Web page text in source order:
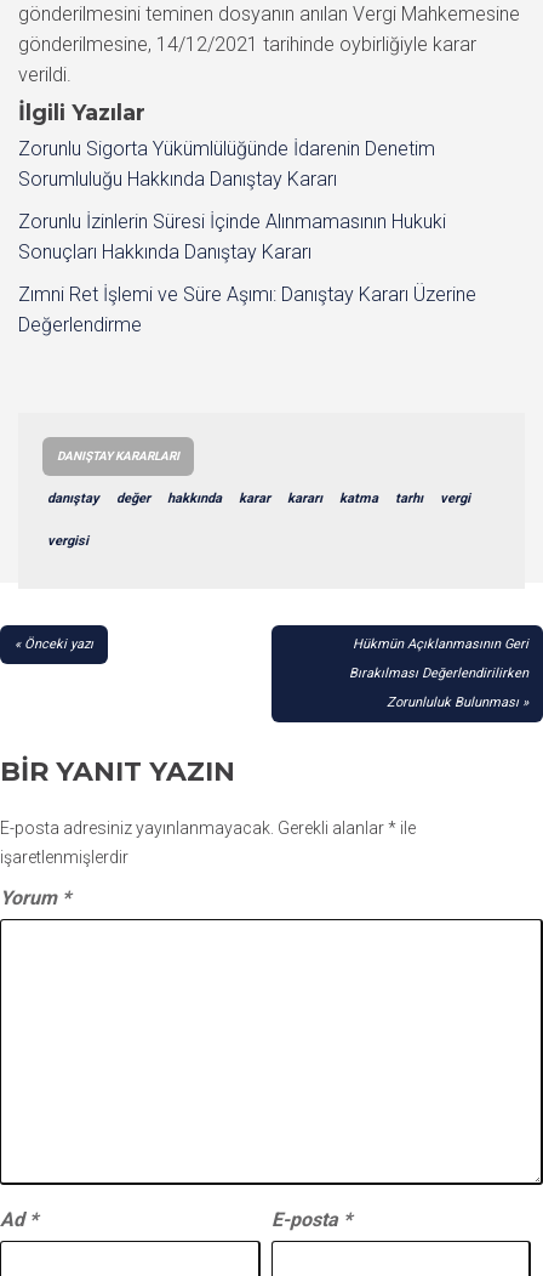
gönderilmesini teminen dosyanın anılan Vergi Mahkemesine
gönderilmesine, 14/12/2021 tarihinde oybirliğiyle karar
verildi.
İlgili Yazılar
Zorunlu Sigorta Yükümlülüğünde İdarenin Denetim
Sorumluluğu Hakkında Danıştay Kararı
Zorunlu İzinlerin Süresi İçinde Alınmamasının Hukuki
Sonuçları Hakkında Danıştay Kararı
Zımni Ret İşlemi ve Süre Aşımı: Danıştay Kararı Üzerine
Değerlendirme
DANIŞTAY KARARLARI
danıştay değer hakkında karar kararı katma tarhı vergi
vergisi
YAZI
Önceki yazı
Hükmün Açıklanmasının Geri
Bırakılması Değerlendirilirken
Zorunluluk Bulunması
BIR YANIT YAZIN
E-posta adresiniz yayınlanmayacak. Gerekli alanlar* ile
işaretlenmişlerdir
Yorum *
Ad * E-posta *